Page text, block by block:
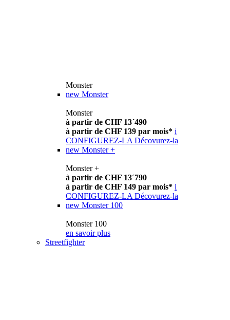
Monster
new Monster
Monster
à partir de CHF 13´490
à partir de CHF 139 par mois* i
CONFIGUREZ-LA Décovurez-la
new Monster +
Monster +
à partir de CHF 13´790
à partir de CHF 149 par mois* i
CONFIGUREZ-LA Décovurez-la
new Monster 100
Monster 100
en savoir plus
Streetfighter